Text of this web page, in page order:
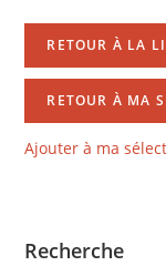
RETOUR À LA
RETOUR À MA
Ajouter à ma
Recherche